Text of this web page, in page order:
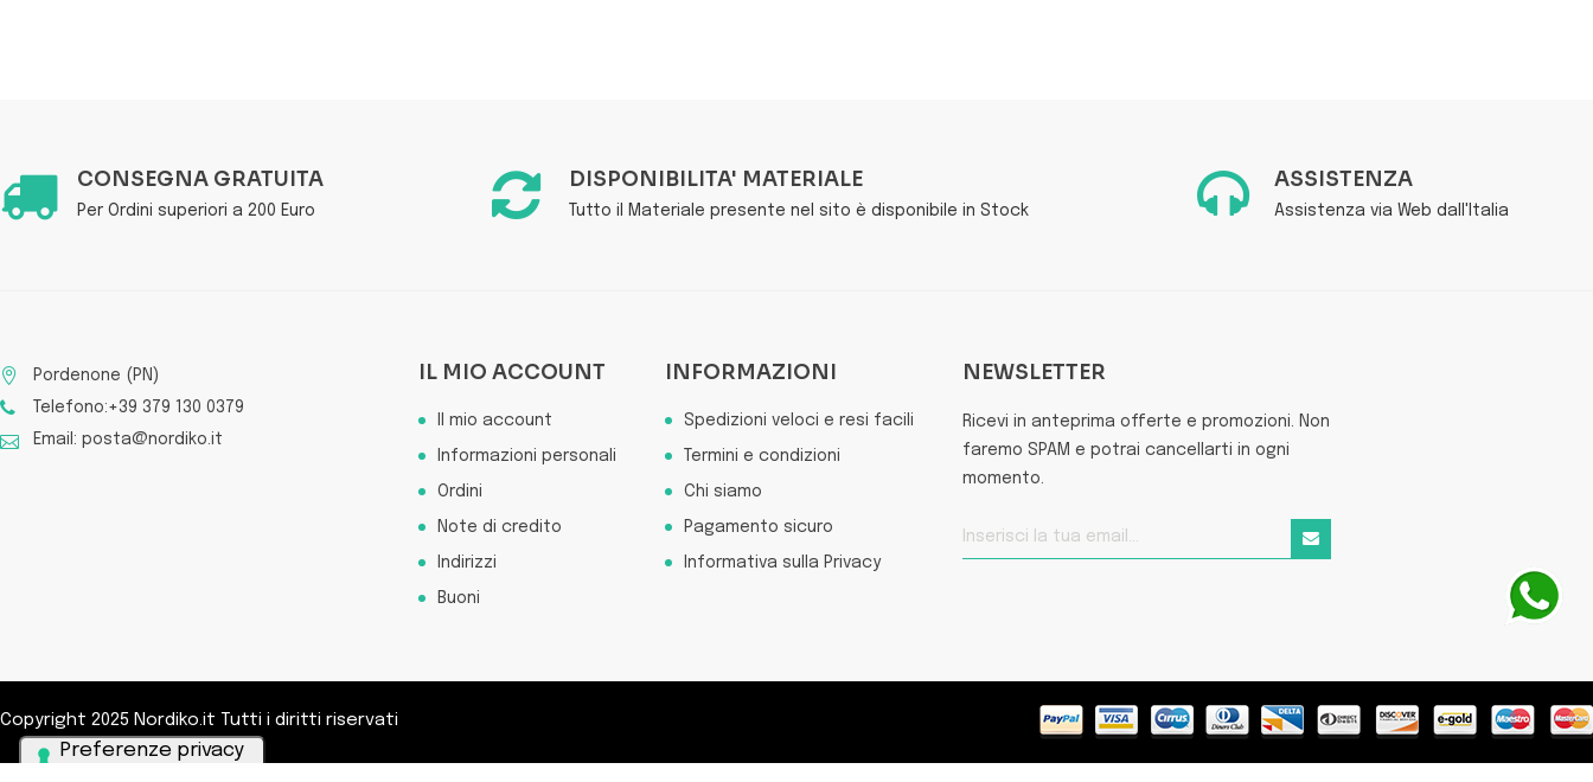
CONSEGNA GRATUITA
Per Ordini superiori a 200 Euro
DISPONIBILITA' MATERIALE
Tutto il Materiale presente nel sito è disponibile in Stock
ASSISTENZA
Assistenza via Web dall'Italia
Pordenone (PN)
Telefono:+39 379 130 0379
Email: posta@nordiko.it
IL MIO ACCOUNT
Il mio account
Informazioni personali
Ordini
Note di credito
Indirizzi
Buoni
INFORMAZIONI
Spedizioni veloci e resi facili
Termini e condizioni
Chi siamo
Pagamento sicuro
Informativa sulla Privacy
NEWSLETTER
Ricevi in anteprima offerte e promozioni. Non
faremo SPAM e potrai cancellarti in ogni
momento.
Copyright 2025 Nordiko.it Tutti i diritti riservati